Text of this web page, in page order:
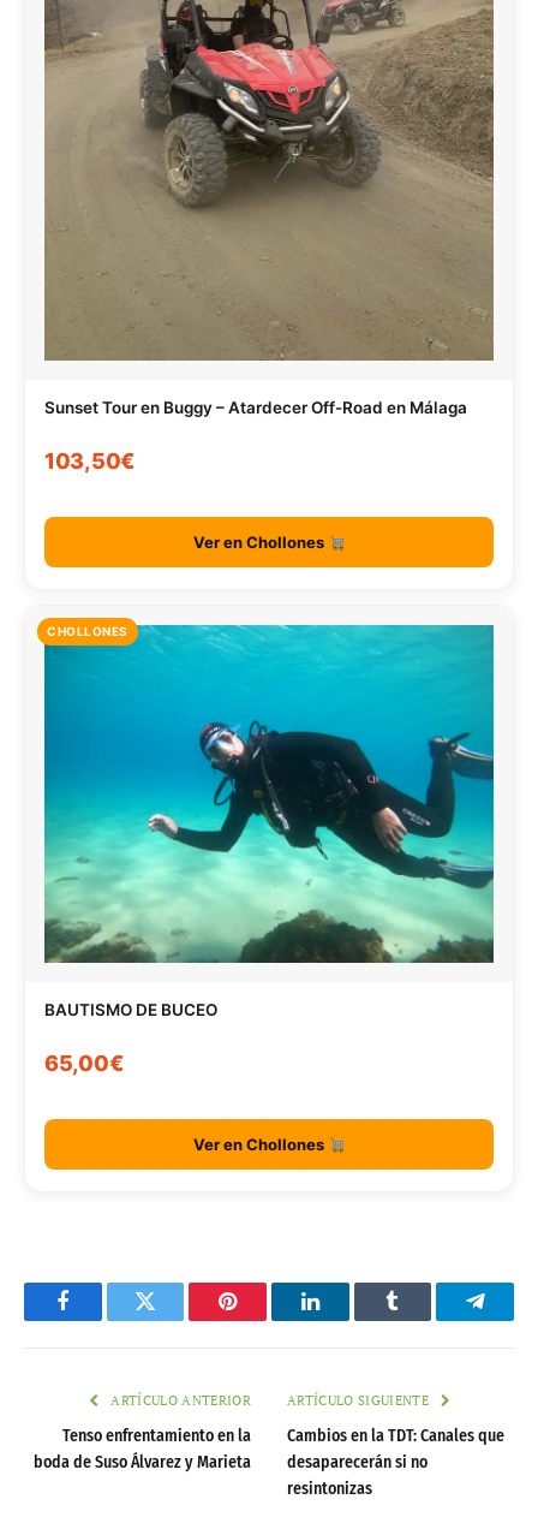
Sunset Tour en Buggy – Atardecer Off-Road en Málaga
103,50€
Ver en Chollones
CHOLLONES
BAUTISMO DE BUCEO
65,00€
Ver en Chollones
FacebookTwitter Pinterest LinkedInTumblr
ARTÍCULO ANTERIOR
Tenso enfrentamiento en la
boda de Suso Álvarez y Marieta
ARTÍCULO SIGUIENTE
Cambios en la TDT: Canales que
desaparecerán si no
resintonizas